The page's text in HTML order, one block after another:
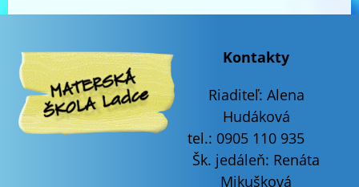
Kontakty
Riaditeľ: Alena
Hudáková
tel.: 0905 110 935
Šk. jedáleň: Renáta
Mikušková